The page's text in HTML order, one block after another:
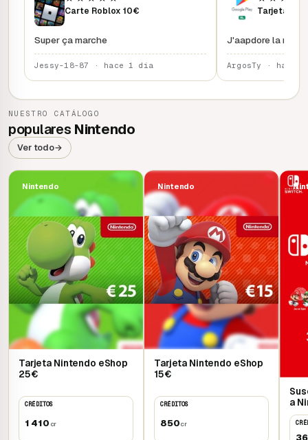
Carte Roblox 10€
Super ça marche
Jessy-18-87 · hace 1 día
Tarjeta
J'aapdore la
ArgosTy · hace
NUESTRO CATÁLOGO
populares Nintendo
Ver todo→
Nintendo
Tarjeta Nintendo eShop
25€
CRÉDITOS
1 410 cr
Nintendo
Tarjeta Nintendo eShop
15€
CRÉDITOS
850cr
a